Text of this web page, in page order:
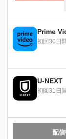
Prime
初回30日
U-NEXT
初回31日
配